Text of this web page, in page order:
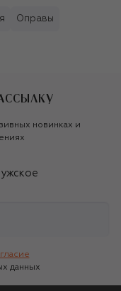
Оправы
новинках и
данных